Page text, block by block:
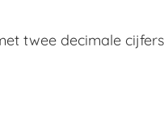
twee decimale